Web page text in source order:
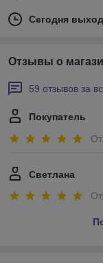
Сегодня
Отзывы о
59 отзывов за
Покупатель
Светлана